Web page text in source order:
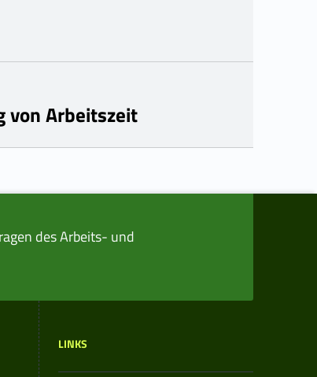
von Arbeitszeit
des Arbeits- und
LINKS